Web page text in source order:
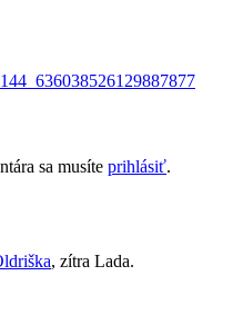
sa musíte prihlásiť.
, zítra Lada.